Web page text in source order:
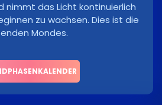
nimmt das Licht kontinuierlich
zu wachsen. Dies ist die
Mondes.